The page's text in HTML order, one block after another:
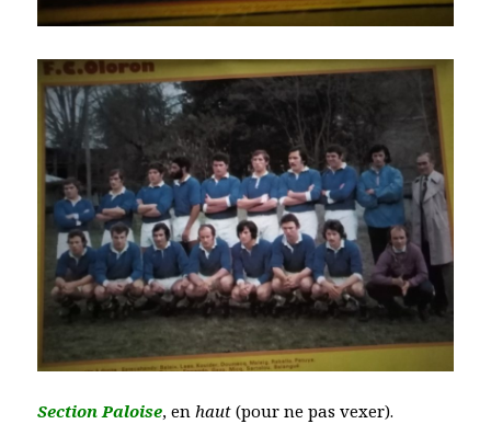
Section Paloise, en haut (pour ne pas vexer).